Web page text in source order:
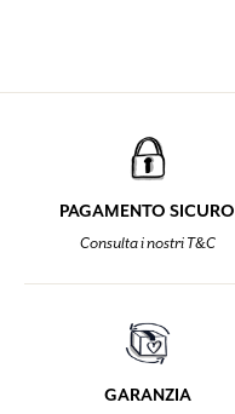
PAGAMENTO SICURO
Consulta i nostri T&C
GARANZIA